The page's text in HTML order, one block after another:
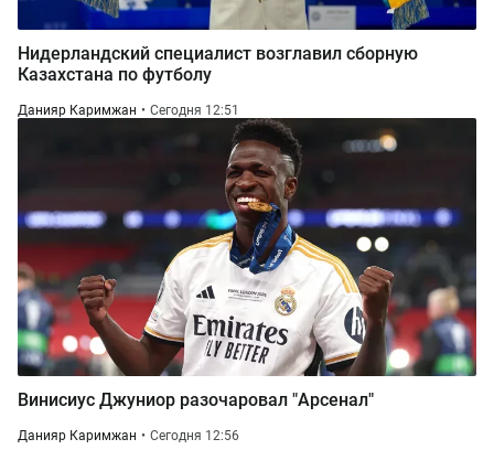
Нидерландский специалист возглавил сборную
Казахстана по футболу
Данияр Каримжан Сегодня 12:51
Винисиус Джуниор разочаровал "Арсенал"
Данияр Каримжан Сегодня 12:56